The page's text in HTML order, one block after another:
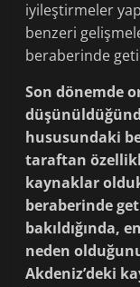
iyileştirmeler
benzeri
beraberinde
Son dönemde
hususundaki
taraftan
kaynaklar
beraberinde
bakıldığında,
neden
Akdeniz’deki